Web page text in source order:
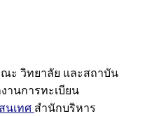
ะ วิทยาลัย และสถาบัน
านการทะเบียน
นเทศ สำนักบริหาร